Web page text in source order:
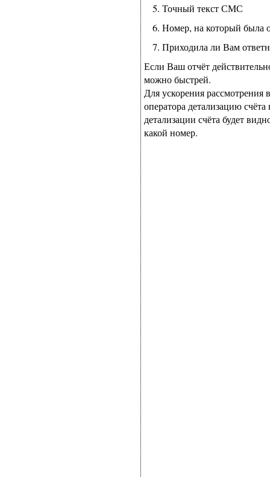
Точный текст СМС
Номер, на который была
Приходила ли Вам
Если Ваш отчёт
можно быстрей.
Для ускорения рассмотрения
оператора детализацию
детализации счёта будет
какой номер.